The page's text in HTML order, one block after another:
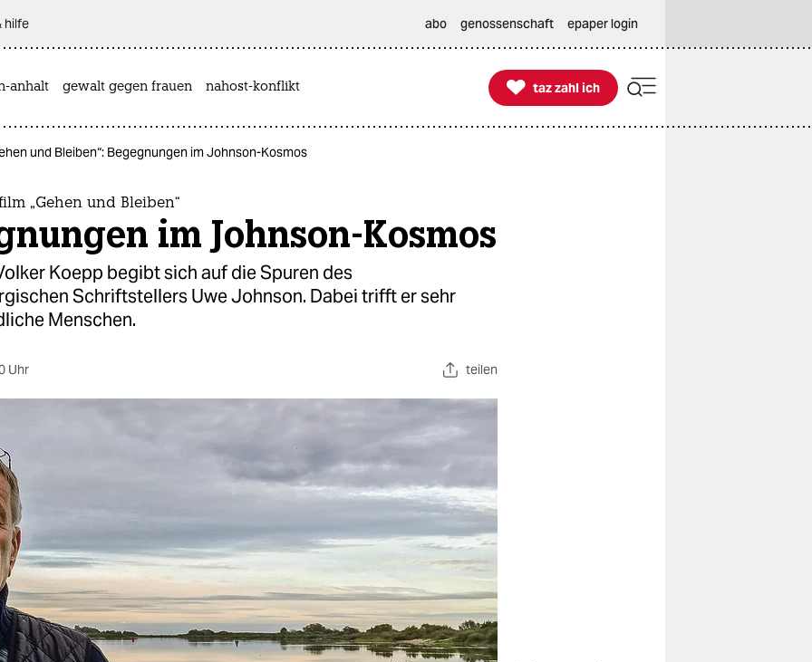
hilfe abo genossenschaft epaper login
anhalt gewalt gegen frauen nahost-konflikt 
taz zahl ich
taz zahl ich
und Bleiben“: Begegnungen im Johnson-Kosmos
„Gehen und Bleiben“
im Johnson-Kosmos
Koepp begibt sich auf die Spuren des
Schriftstellers Uwe Johnson. Dabei trifft er sehr
Menschen.
Uhr teilen